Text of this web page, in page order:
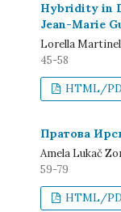
Hybridity in
Jean-Marie
Lorella
45-58
HTML/
Пратова
Amela Lukač
59-79
HTML/